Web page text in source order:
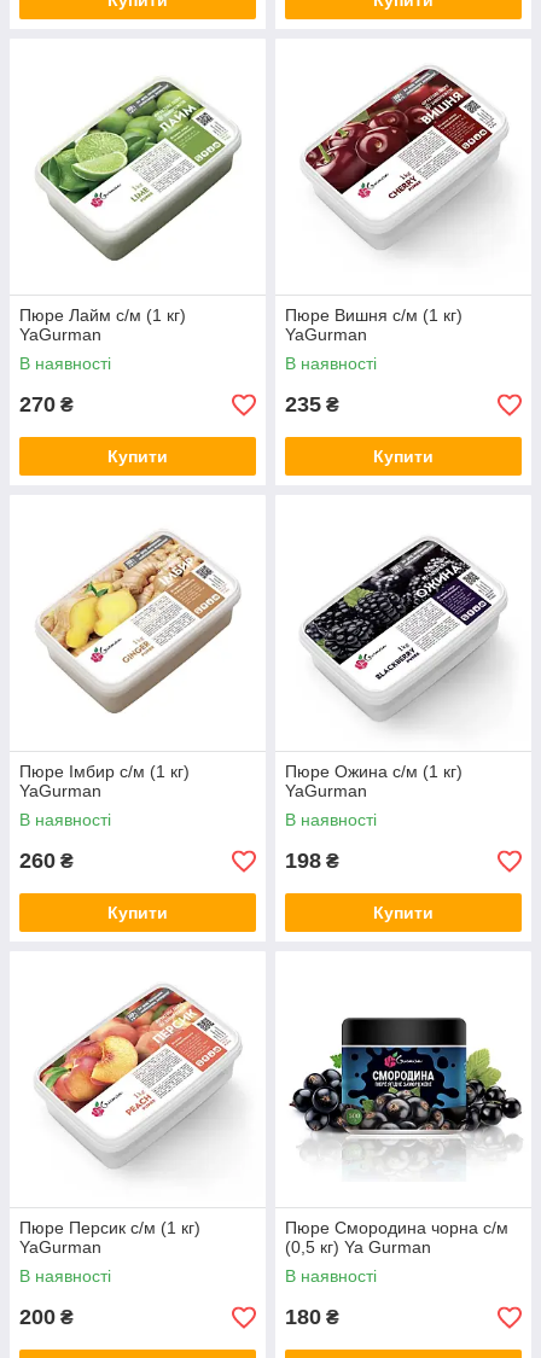
Пюре Лайм с/м (1 кг)
YaGurman
В наявності
270 ₴
Купити
Пюре Вишня с/м (1 кг)
YaGurman
В наявності
235 ₴
Купити
Пюре Імбир с/м (1 кг)
YaGurman
В наявності
260 ₴
Купити
Пюре Ожина с/м (1 кг)
YaGurman
В наявності
198 ₴
Купити
Пюре Персик с/м (1 кг)
YaGurman
В наявності
200 ₴
Пюре Смородина чорна с/м
(0,5 кг) Ya Gurman
В наявності
180 ₴